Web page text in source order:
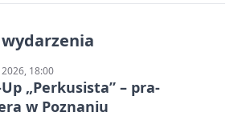
18:00
„Perkusista” – pra-
w Poznaniu